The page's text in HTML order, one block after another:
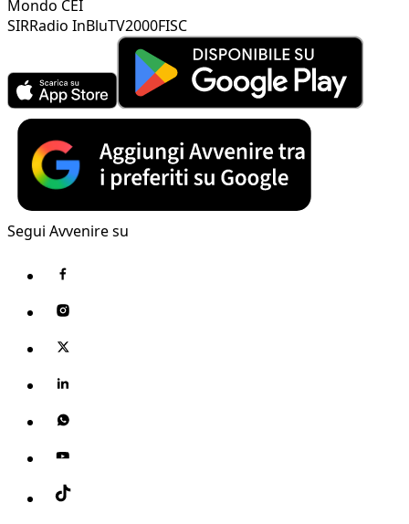
Mondo CEI
SIRRadio InBluTV2000FISC
Segui Avvenire su